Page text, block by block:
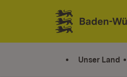
Zum Inhalt springen
Link zur Startseite
Unser Land